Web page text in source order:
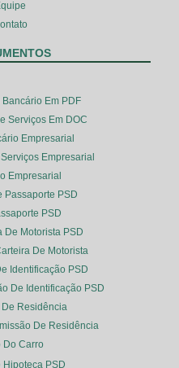
Bancário Em PDF
Serviços Em DOC
Empresarial
Empresarial
Empresarial
Passaporte PSD
PSD
De Motorista PSD
De Motorista
Identificação PSD
De Identificação PSD
De Residência
De Residência
Do Carro
Hipoteca PSD